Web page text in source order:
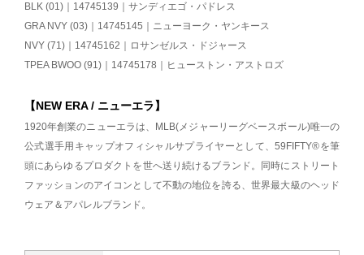
BLK (01)｜14745139｜サンディエゴ・パドレス
GRA NVY (03)｜14745145｜ニューヨーク・ヤンキース
NVY (71)｜14745162｜ロサンゼルス・ドジャース
TPEA BWOO (91)｜14745178｜ヒューストン・アストロズ
【NEW ERA / ニューエラ】
1920年創業のニューエラは、MLB(メジャーリーグベースボール)唯一の
公式選手用キャップオフィシャルサプライヤーとして、59FIFTY®を筆
頭にあらゆるプロダクトを世へ送り続けるブランド。同時にストリート
ファッションのアイコンとして不動の地位を誇る、世界最大級のヘッド
ウェア＆アパレルブランド。